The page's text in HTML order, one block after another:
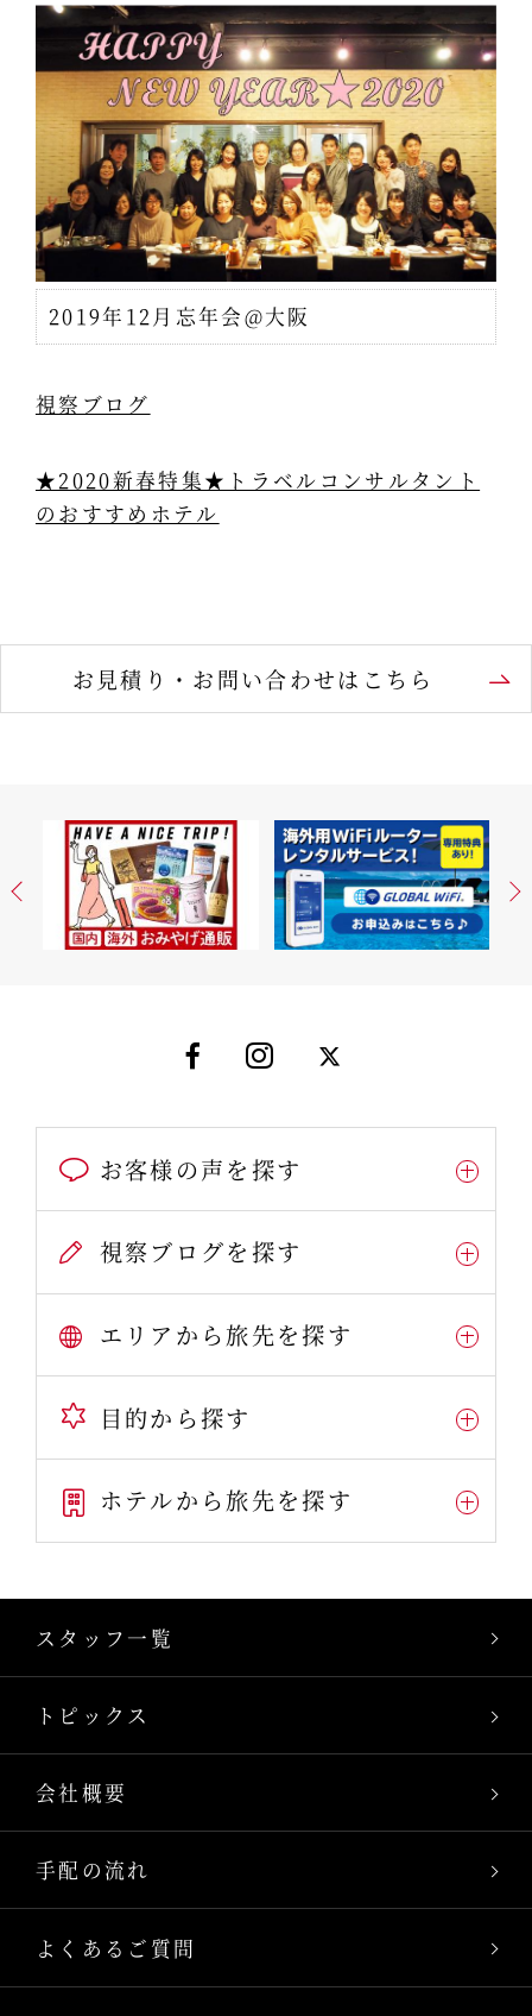
2019年12月忘年会@大阪
視察ブログ
★2020新春特集★トラベルコンサルタント
のおすすめホテル
お見積り・お問い合わせはこちら
お客様の声を探す
視察ブログを探す
エリアから旅先を探す
目的から探す
ホテルから旅先を探す
スタッフ一覧
トピックス
会社概要
手配の流れ
よくあるご質問